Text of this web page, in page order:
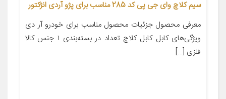
سیم کلاچ وای جی پی کد 285 مناسب برای پژو آردی انژکتور
معرفی محصول جزئیات محصول مناسب برای خودرو آر دی
ویژگی‌های کابل کابل کلاچ تعداد در بسته‌بندی ۱ جنس کالا
فلزی […]